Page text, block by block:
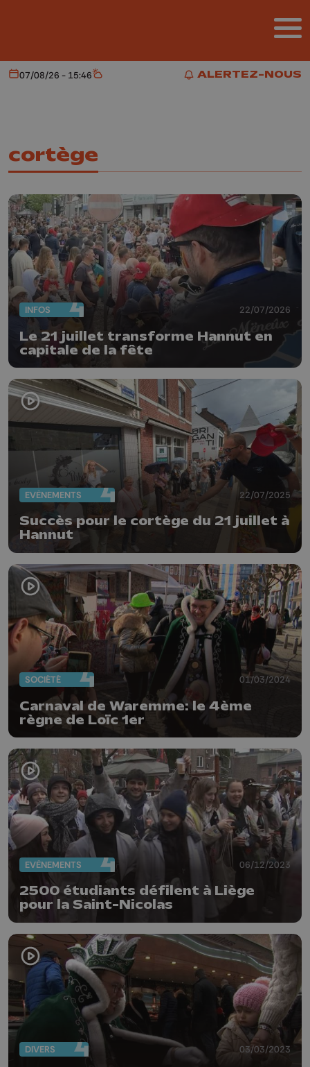
ALERTEZ-NOUS
ALERTEZ-NOUS
Aujourd'hui
07/08/26 - 15:46 Météo
cortège
INFOS 22/07/2026
Le 21 juillet transforme Hannut en
capitale de la fête
EVÈNEMENTS 22/07/2025
Succès pour le cortège du 21 juillet à
Hannut
SOCIÉTÉ 01/03/2024
Carnaval de Waremme: le 4ème
règne de Loïc 1er
EVÈNEMENTS 06/12/2023
2500 étudiants défilent à Liège
pour la Saint-Nicolas
DIVERS 03/03/2023